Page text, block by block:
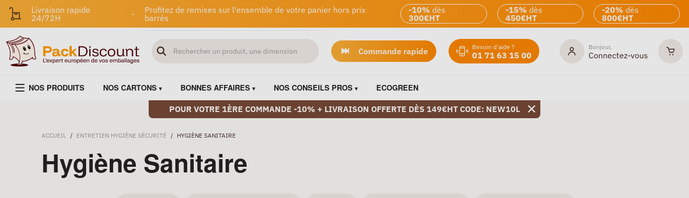
Livraison rapide
24/72H
-
Profitez de remises sur l'ensemble de votre panier hors prix
barrés
-10% dès
300€HT
-15% dès
450€HT
-20% dès
800€HT
Commande rapide Besoin d'aide ?
01 71 63 15 00
Bonjour,
Connectez-vous
NOS PRODUITS NOS CARTONS BONNES AFFAIRES NOS CONSEILS PROS ECOGREEN
POUR VOTRE 1ÈRE COMMANDE -10% + LIVRAISON OFFERTE DÈS 149€HT CODE: NEW10L
ACCUEIL / ENTRETIEN HYGIÈNE SÉCURITÉ / HYGIÈNE SANITAIRE
Hygiène Sanitaire